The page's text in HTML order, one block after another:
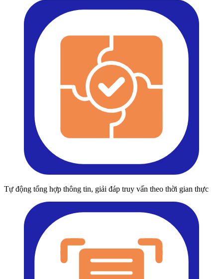
Tự động tổng hợp thông tin, giải đáp truy vấn theo thời gian thực